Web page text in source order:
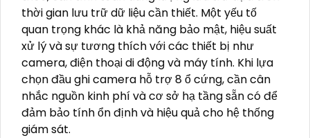
thời gian lưu trữ dữ liệu cần thiết. Một yếu tố
quan trọng khác là khả năng bảo mật, hiệu suất
xử lý và sự tương thích với các thiết bị như
camera, điện thoại di động và máy tính. Khi lựa
chọn đầu ghi camera hỗ trợ 8 ổ cứng, cần cân
nhắc nguồn kinh phí và cơ sở hạ tầng sẵn có để
đảm bảo tính ổn định và hiệu quả cho hệ thống
giám sát.